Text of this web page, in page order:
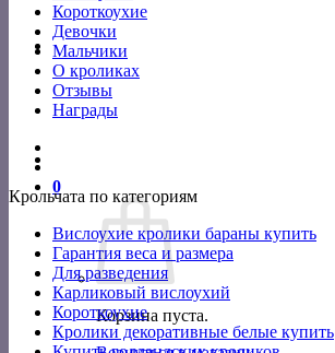
Короткоухие
Девочки
Мальчики
О кроликах
Отзывы
Награды
0
Корзина пуста.
Крольчата по категориям
Вислоухие кролики бараны купить
Гарантия веса и размера
Для разведения
Карликовый вислоухий
Короткоухие
Кролики декоративные белые купить